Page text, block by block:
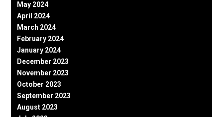
May 2024
April 2024
March 2024
February 2024
January 2024
December 2023
November 2023
October 2023
September 2023
August 2023